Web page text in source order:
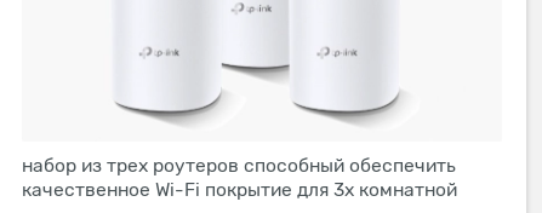
набор из трех роутеров способный обеспечить
качественное Wi-Fi покрытие для 3х комнатной